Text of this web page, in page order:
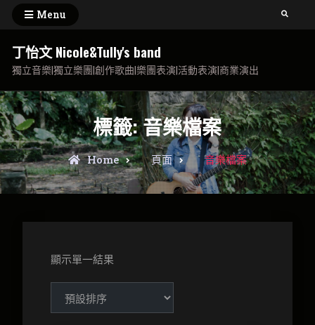
Skip
content
Menu Search
丁怡文 Nicole&Tully's band
獨立音樂|獨立樂團|創作歌曲|樂團表演|活動表演|商業演出
標籤:音樂檔案
Home 頁面 音樂檔案
顯示單一結果